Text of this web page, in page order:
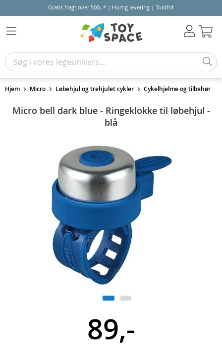
Gratis fragt over 500,-* | Hurtig levering | Toldfrit
Hjem Micro Løbehjul og trehjulet cykler Cykelhjelme og tilbehør
Micro bell dark blue - Ringeklokke til løbehjul -
blå
89,-